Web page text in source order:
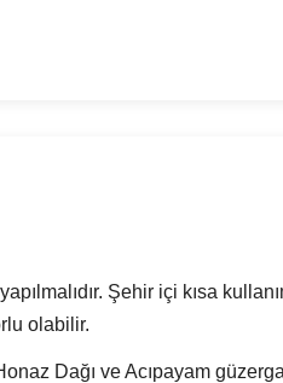
Şehir içi kısa
olabilir.
Dağı ve Acıpayam